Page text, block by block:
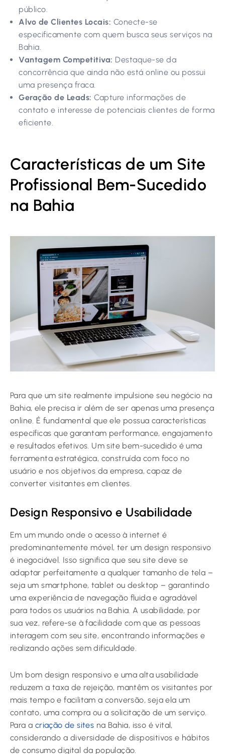
público.
Alvo de Clientes Locais: Conecte-se
especificamente com quem busca seus serviços na
Bahia.
Vantagem Competitiva: Destaque-se da
concorrência que ainda não está online ou possui
uma presença fraca.
Geração de Leads: Capture informações de
contato e interesse de potenciais clientes de forma
eficiente.
Características de um Site
Profissional Bem-Sucedido
na Bahia
Para que um site realmente impulsione seu negócio na
Bahia, ele precisa ir além de ser apenas uma presença
online. É fundamental que ele possua características
específicas que garantam performance, engajamento
e resultados efetivos. Um site bem-sucedido é uma
ferramenta estratégica, construída com foco no
usuário e nos objetivos da empresa, capaz de
converter visitantes em clientes.
Design Responsivo e Usabilidade
Em um mundo onde o acesso à internet é
predominantemente móvel, ter um design responsivo
é inegociável. Isso significa que seu site deve se
adaptar perfeitamente a qualquer tamanho de tela –
seja um smartphone, tablet ou desktop – garantindo
uma experiência de navegação fluida e agradável
para todos os usuários na Bahia. A usabilidade, por
sua vez, refere-se à facilidade com que as pessoas
interagem com seu site, encontrando informações e
realizando ações sem dificuldade.
Um bom design responsivo e uma alta usabilidade
reduzem a taxa de rejeição, mantêm os visitantes por
mais tempo e facilitam a conversão, seja ela um
contato, uma compra ou a solicitação de um serviço.
Para a criação de sites na Bahia, isso é vital,
considerando a diversidade de dispositivos e hábitos
de consumo digital da população.